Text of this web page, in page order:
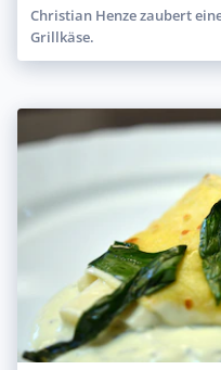
Christian Henze zaubert
Grillkäse.